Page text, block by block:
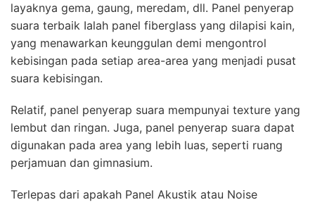
layaknya gema, gaung, meredam, dll. Panel penyerap
suara terbaik Ialah panel fiberglass yang dilapisi kain,
yang menawarkan keunggulan demi mengontrol
kebisingan pada setiap area-area yang menjadi pusat
suara kebisingan.
Relatif, panel penyerap suara mempunyai texture yang
lembut dan ringan. Juga, panel penyerap suara dapat
digunakan pada area yang lebih luas, seperti ruang
perjamuan dan gimnasium.
Terlepas dari apakah Panel Akustik atau Noise